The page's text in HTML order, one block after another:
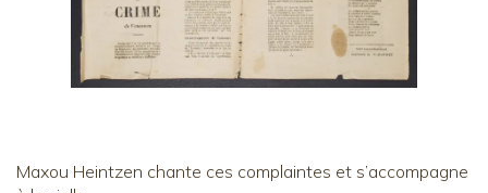
Maxou Heintzen chante ces complaintes et s’accompagne